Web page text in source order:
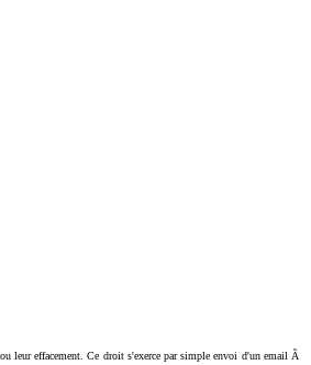
leur effacement. Ce droit s'exerce par simple envoi d'un email Ã